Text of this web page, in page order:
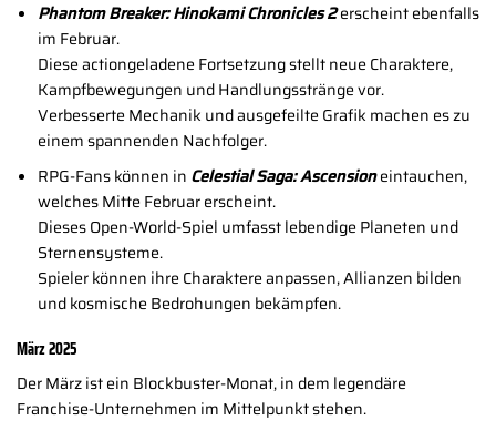
Phantom Breaker: Hinokami Chronicles 2erscheint ebenfalls
im Februar.
Diese actiongeladene Fortsetzung stellt neue Charaktere,
Kampfbewegungen und Handlungsstränge vor.
Verbesserte Mechanik und ausgefeilte Grafik machen es zu
einem spannenden Nachfolger.
RPG-Fans können in Celestial Saga: Ascensioneintauchen,
welches Mitte Februar erscheint.
Dieses Open-World-Spiel umfasst lebendige Planeten und
Sternensysteme.
Spieler können ihre Charaktere anpassen, Allianzen bilden
und kosmische Bedrohungen bekämpfen.
März 2025
Der März ist ein Blockbuster-Monat, in dem legendäre
Franchise-Unternehmen im Mittelpunkt stehen.